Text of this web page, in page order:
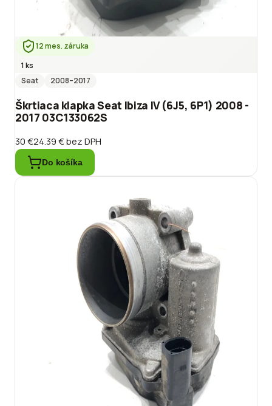
12 mes. záruka
1 ks
Seat
2008–2017
Škrtiaca klapka Seat Ibiza IV (6J5, 6P1) 2008 -
2017 03C133062S
30 €24.39 €bez DPH
Do košíka